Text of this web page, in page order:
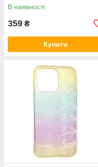
В наявності
359 ₴
Купити